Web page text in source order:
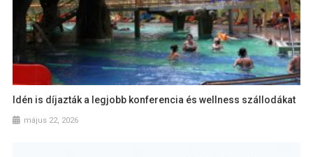
Idén is díjazták a legjobb konferencia és wellness szállodákat
május 22, 2026